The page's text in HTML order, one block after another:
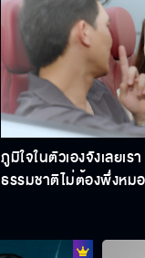
ต่อยเ
อยาก
ภูมิใจในตัวเองจังเลยเร
ธรรมชาติไม่ต้องพึ่งหมอ